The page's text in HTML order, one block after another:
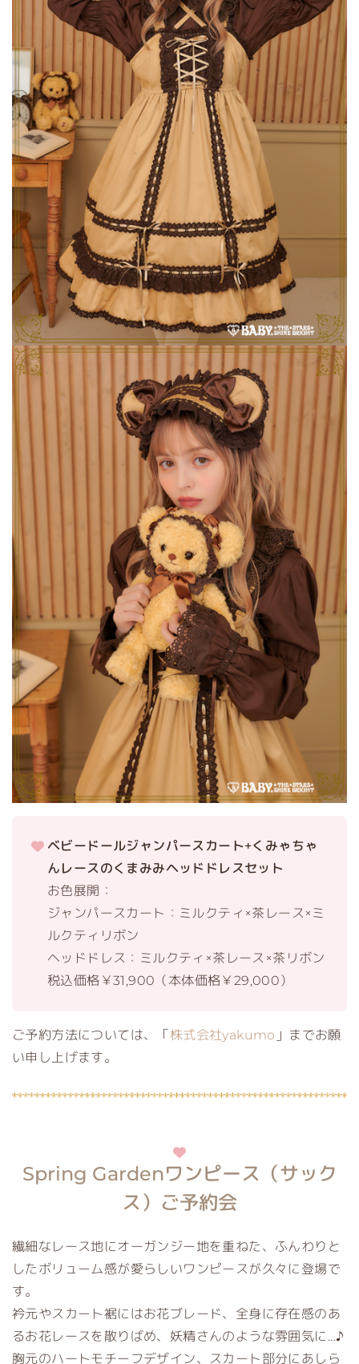
ベビードールジャンパースカート+くみゃちゃ
んレースのくまみみヘッドドレスセット
お色展開：
ジャンパースカート：ミルクティ×茶レース×ミ
ルクティリボン
ヘッドドレス：ミルクティ×茶レース×茶リボン
税込価格￥31,900（本体価格￥29,000）
ご予約方法については、「株式会社yakumo 」までお願
い申し上げます。
Spring Gardenワンピース（サック
ス）ご予約会
繊細なレース地にオーガンジー地を重ねた、ふんわりと
したボリューム感が愛らしいワンピースが久々に登場で
す。
衿元やスカート裾にはお花ブレード、全身に存在感のあ
るお花レースを散りばめ、妖精さんのような雰囲気に…♪
胸元のハートモチーフデザイン、スカート部分にあしら